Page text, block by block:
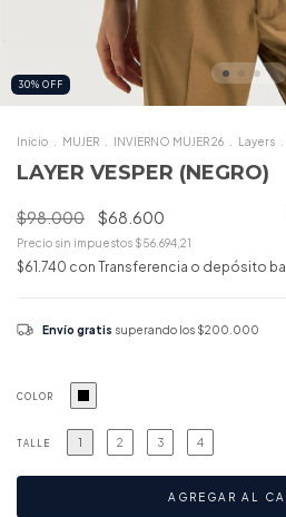
30% OFF
Inicio MUJER INVIERNO MUJER 26 Layers
LAYER VESPER (NEGRO)
$98.000 $68.600
Precio sin impuestos $56.694,21
$61.740 con Transferencia o depósito
Envío gratis superando los $200.000
COLOR
TALLE 1 2 3 4